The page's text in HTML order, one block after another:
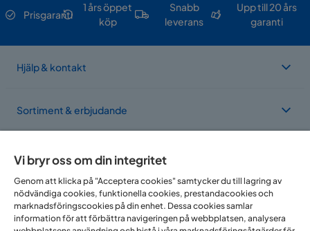
Prisgaranti
1 års öppet
köp
Snabb
leverans
Upp till 20 års
garanti
Hjälp & kontakt
Sortiment & erbjudande
Vi finns i flera länder
Vi bryr oss om din integritet
Genom att klicka på "Acceptera cookies" samtycker du till lagring av
nödvändiga cookies, funktionella cookies, prestandacookies och
marknadsföringscookies på din enhet. Dessa cookies samlar
information för att förbättra navigeringen på webbplatsen, analysera